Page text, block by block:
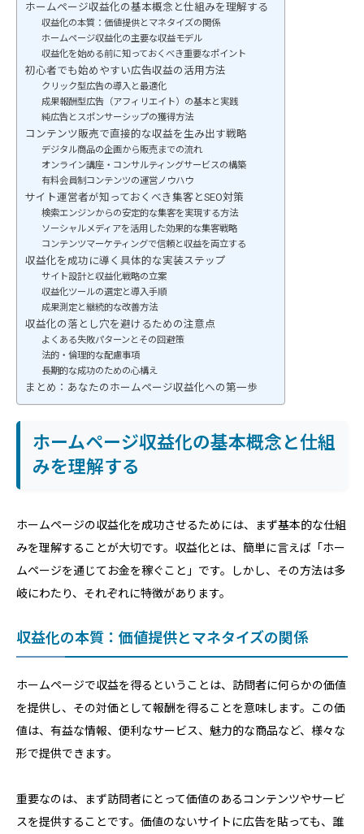
ホームページ収益化の基本概念と仕組みを理解する
収益化の本質：価値提供とマネタイズの関係
ホームページ収益化の主要な収益モデル
収益化を始める前に知っておくべき重要なポイント
初心者でも始めやすい広告収益の活用方法
クリック型広告の導入と最適化
成果報酬型広告（アフィリエイト）の基本と実践
純広告とスポンサーシップの獲得方法
コンテンツ販売で直接的な収益を生み出す戦略
デジタル商品の企画から販売までの流れ
オンライン講座・コンサルティングサービスの構築
有料会員制コンテンツの運営ノウハウ
サイト運営者が知っておくべき集客とSEO対策
検索エンジンからの安定的な集客を実現する方法
ソーシャルメディアを活用した効果的な集客戦略
コンテンツマーケティングで信頼と収益を両立する
収益化を成功に導く具体的な実装ステップ
サイト設計と収益化戦略の立案
収益化ツールの選定と導入手順
成果測定と継続的な改善方法
収益化の落とし穴を避けるための注意点
よくある失敗パターンとその回避策
法的・倫理的な配慮事項
長期的な成功のための心構え
まとめ：あなたのホームページ収益化への第一歩
ホームページ収益化の基本概念と仕組
みを理解する
ホームページの収益化を成功させるためには、まず基本的な仕組
みを理解することが大切です。収益化とは、簡単に言えば「ホー
ムページを通じてお金を稼ぐこと」です。しかし、その方法は多
岐にわたり、それぞれに特徴があります。
収益化の本質：価値提供とマネタイズの関係
ホームページで収益を得るということは、訪問者に何らかの価値
を提供し、その対価として報酬を得ることを意味します。この価
値は、有益な情報、便利なサービス、魅力的な商品など、様々な
形で提供できます。
重要なのは、まず訪問者にとって価値のあるコンテンツやサービ
スを提供することです。価値のないサイトに広告を貼っても、誰